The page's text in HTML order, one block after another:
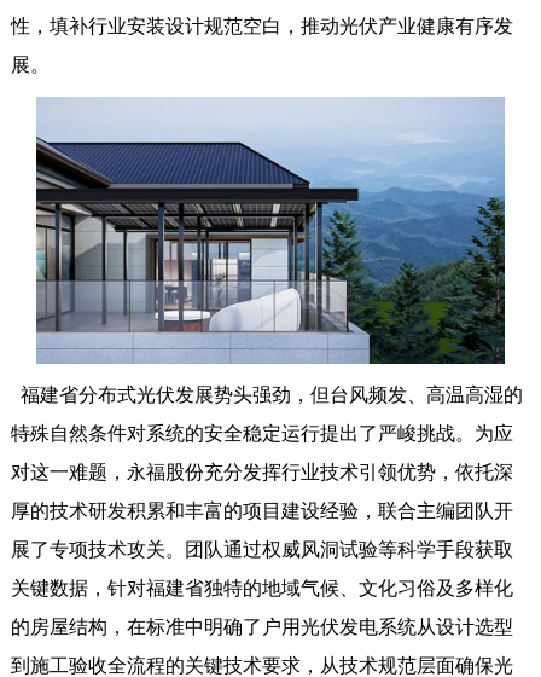
性，填补行业安装设计规范空白，推动光伏产业健康有序发
展。
福建省分布式光伏发展势头强劲，但台风频发、高温高湿的
特殊自然条件对系统的安全稳定运行提出了严峻挑战。为应
对这一难题，永福股份充分发挥行业技术引领优势，依托深
厚的技术研发积累和丰富的项目建设经验，联合主编团队开
展了专项技术攻关。团队通过权威风洞试验等科学手段获取
关键数据，针对福建省独特的地域气候、文化习俗及多样化
的房屋结构，在标准中明确了户用光伏发电系统从设计选型
到施工验收全流程的关键技术要求，从技术规范层面确保光